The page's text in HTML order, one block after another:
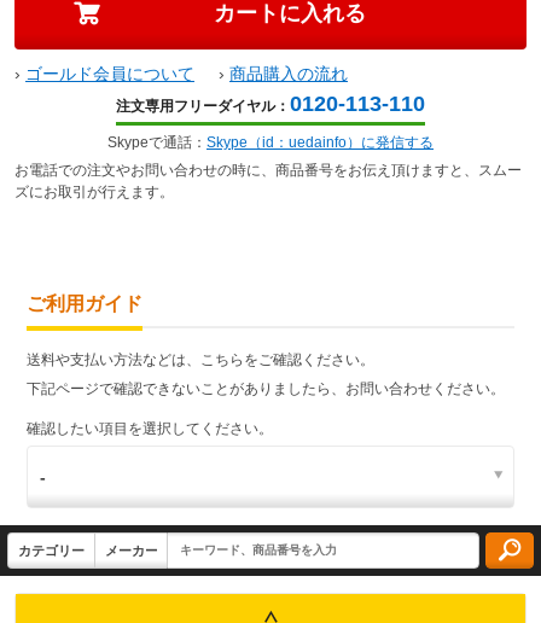
› ゴールド会員について › 商品購入の流れ
注文専用フリーダイヤル： 0120-113-110
Skypeで通話： Skype（id：uedainfo）に発信する
お電話での注文やお問い合わせの時に、商品番号をお伝え頂けますと、スムー
ズにお取引が行えます。
ご利用ガイド
送料や支払い方法などは、こちらをご確認ください。
下記ページで確認できないことがありましたら、お問い合わせください。
確認したい項目を選択してください。